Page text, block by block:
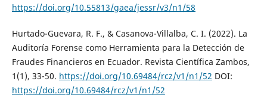
https://doi.org/10.55813/gaea/jessr/v3/n1/58
Hurtado-Guevara, R. F., & Casanova-Villalba, C. I. (2022). La
Auditoría Forense como Herramienta para la Detección de
Fraudes Financieros en Ecuador. Revista Científica Zambos,
1(1), 33-50. https://doi.org/10.69484/rcz/v1/n1/52 DOI:
https://doi.org/10.69484/rcz/v1/n1/52